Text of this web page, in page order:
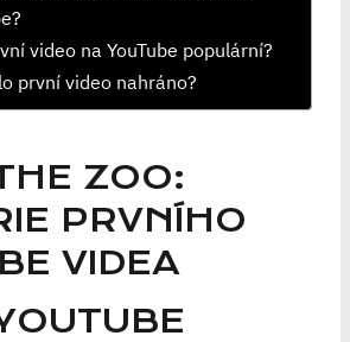
video na YouTube populární?
první video nahráno?
ZOO:
PRVNÍHO
VIDEA